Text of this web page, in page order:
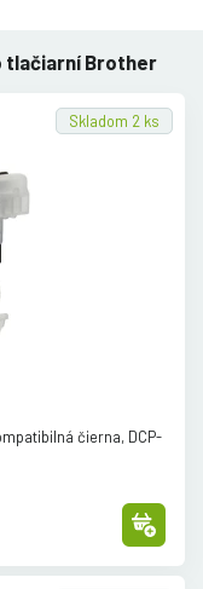
tlačiarní Brother
Skladom 2 ks
čierna, DCP-